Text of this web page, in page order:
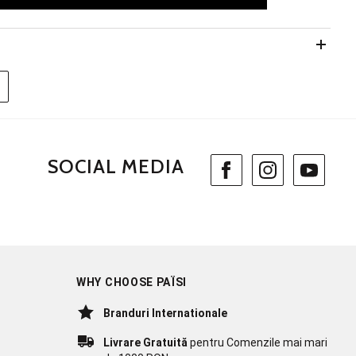
SOCIAL MEDIA
WHY CHOOSE PAÏSI
Branduri Internationale
Livrare Gratuită pentru Comenzile mai mari